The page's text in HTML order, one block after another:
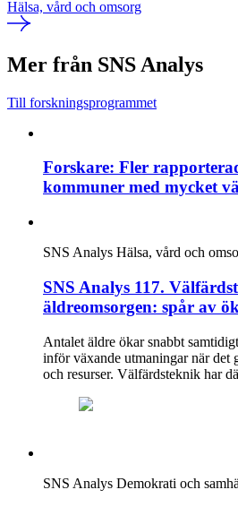
Hälsa, vård och omsorg
Mer från SNS Analys
Till forskningsprogrammet
Forskare: Fler
kommuner med mycket
SNS Analys Hälsa, vård och
SNS Analys 117.
äldreomsorgen: spår av
Antalet äldre ökar snabbt
inför växande utmaningar när det
och resurser. Välfärdsteknik har
SNS Analys Demokrati och